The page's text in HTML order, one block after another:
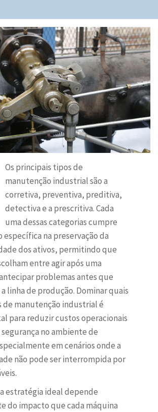
Os principais tipos de
manutenção industrial são a
corretiva, preventiva, preditiva,
detectiva e a prescritiva. Cada
uma dessas categorias cumpre
específica na preservação da
dos ativos, permitindo que
entre agir após uma
problemas antes que
linha de produção. Dominar quais
de manutenção industrial é
para reduzir custos operacionais
no ambiente de
em cenários onde a
não pode ser interrompida por
estratégia ideal depende
do impacto que cada máquina